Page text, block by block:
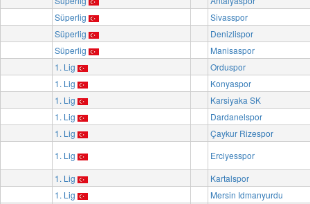
Süperlig
Sivasspor
Süperlig
Denizlispor
Süperlig
Manisaspor
1. Lig
Orduspor
1. Lig
Konyaspor
1. Lig
Karsiyaka SK
1. Lig
Dardanelspor
1. Lig
Çaykur Rizespor
1. Lig
Erciyesspor
1. Lig
Kartalspor
1. Lig
Mersin Idmanyurdu